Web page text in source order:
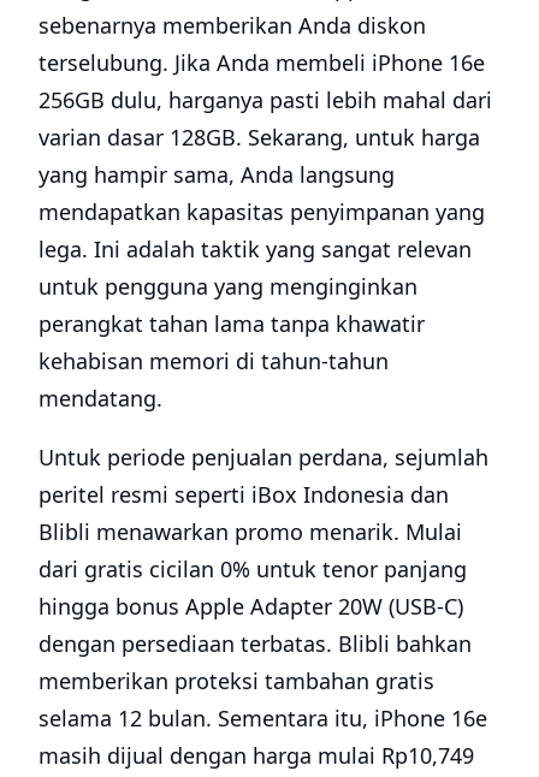
sebenarnya memberikan Anda diskon
terselubung. Jika Anda membeli iPhone 16e
256GB dulu, harganya pasti lebih mahal dari
varian dasar 128GB. Sekarang, untuk harga
yang hampir sama, Anda langsung
mendapatkan kapasitas penyimpanan yang
lega. Ini adalah taktik yang sangat relevan
untuk pengguna yang menginginkan
perangkat tahan lama tanpa khawatir
kehabisan memori di tahun-tahun
mendatang.
Untuk periode penjualan perdana, sejumlah
peritel resmi seperti iBox Indonesia dan
Blibli menawarkan promo menarik. Mulai
dari gratis cicilan 0% untuk tenor panjang
hingga bonus Apple Adapter 20W (USB-C)
dengan persediaan terbatas. Blibli bahkan
memberikan proteksi tambahan gratis
selama 12 bulan. Sementara itu, iPhone 16e
masih dijual dengan harga mulai Rp10,749